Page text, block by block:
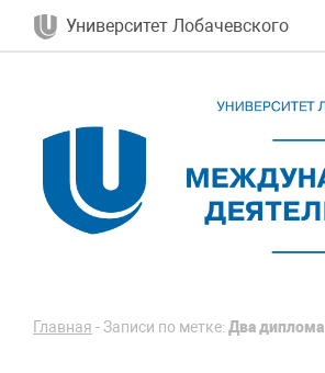
Университет Лобачевского
Главная -Записи по метке: Два диплома